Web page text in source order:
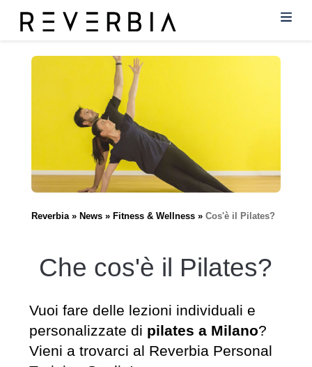
Reverbia News Fitness & Wellness Cos'è il Pilates?
Che cos'è il Pilates?
Vuoi fare delle lezioni individuali e
personalizzate di pilates a Milano?
Vieni a trovarci al Reverbia Personal